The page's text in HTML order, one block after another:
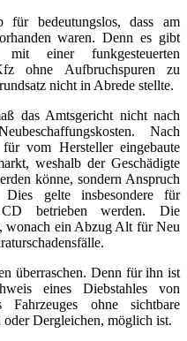
für bedeutungslos, dass am
waren. Denn es gibt
einer funkgesteuerten
ohne Aufbruchspuren zu
nicht in Abrede stellte.
das Amtsgericht nicht nach
Nach
vom Hersteller eingebaute
weshalb der Geschädigte
könne, sondern Anspruch
gelte insbesondere für
betrieben werden. Die
wonach ein Abzug Alt für Neu
überraschen. Denn für ihn ist
eines Diebstahles von
Fahrzeuges ohne sichtbare
Dergleichen, möglich ist.